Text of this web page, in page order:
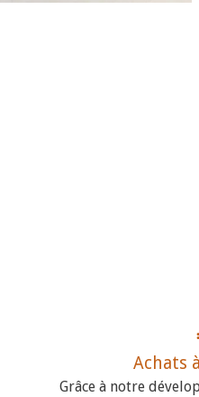
Achats
Grâce à notre